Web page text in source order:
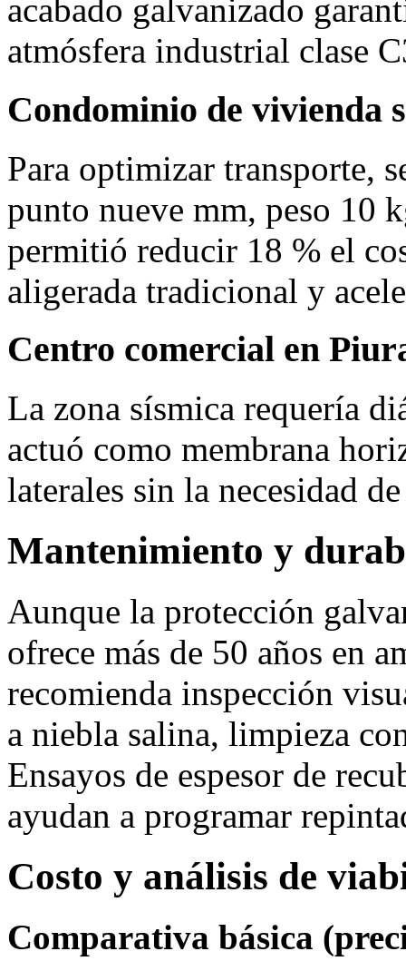
acabado galvanizado
atmósfera industrial clase
Condominio de vivienda
Para optimizar transporte,
punto nueve mm, peso 10
permitió reducir 18 % el
aligerada tradicional y
Centro comercial en
La zona sísmica requería
actuó como membrana
laterales sin la necesidad
Mantenimiento y
Aunque la protección
ofrece más de 50 años en
recomienda inspección
a niebla salina, limpieza
Ensayos de espesor de
ayudan a programar
Costo y análisis de
Comparativa básica